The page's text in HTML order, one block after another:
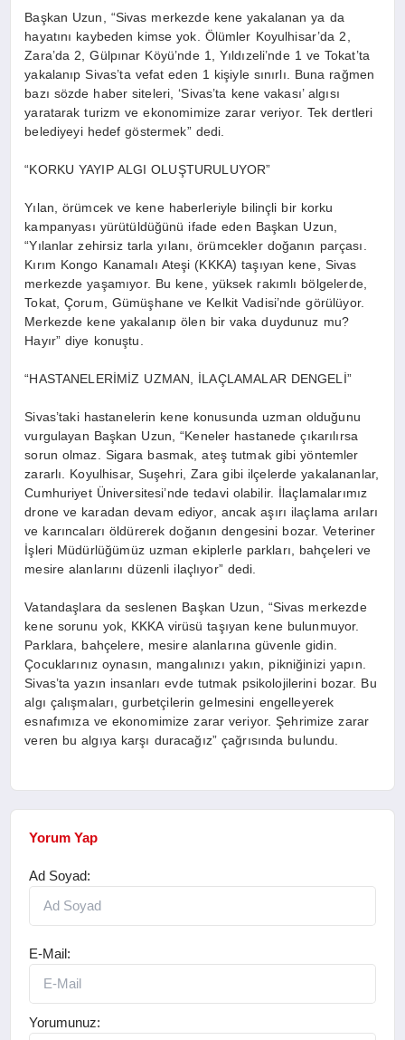
Başkan Uzun, “Sivas merkezde kene yakalanan ya da
hayatını kaybeden kimse yok. Ölümler Koyulhisar’da 2,
Zara’da 2, Gülpınar Köyü’nde 1, Yıldızeli’nde 1 ve Tokat’ta
yakalanıp Sivas’ta vefat eden 1 kişiyle sınırlı. Buna rağmen
bazı sözde haber siteleri, ‘Sivas’ta kene vakası’ algısı
yaratarak turizm ve ekonomimize zarar veriyor. Tek dertleri
belediyeyi hedef göstermek” dedi.
“KORKU YAYIP ALGI OLUŞTURULUYOR”
Yılan, örümcek ve kene haberleriyle bilinçli bir korku
kampanyası yürütüldüğünü ifade eden Başkan Uzun,
“Yılanlar zehirsiz tarla yılanı, örümcekler doğanın parçası.
Kırım Kongo Kanamalı Ateşi (KKKA) taşıyan kene, Sivas
merkezde yaşamıyor. Bu kene, yüksek rakımlı bölgelerde,
Tokat, Çorum, Gümüşhane ve Kelkit Vadisi’nde görülüyor.
Merkezde kene yakalanıp ölen bir vaka duydunuz mu?
Hayır” diye konuştu.
“HASTANELERİMİZ UZMAN, İLAÇLAMALAR DENGELİ”
Sivas’taki hastanelerin kene konusunda uzman olduğunu
vurgulayan Başkan Uzun, “Keneler hastanede çıkarılırsa
sorun olmaz. Sigara basmak, ateş tutmak gibi yöntemler
zararlı. Koyulhisar, Suşehri, Zara gibi ilçelerde yakalananlar,
Cumhuriyet Üniversitesi’nde tedavi olabilir. İlaçlamalarımız
drone ve karadan devam ediyor, ancak aşırı ilaçlama arıları
ve karıncaları öldürerek doğanın dengesini bozar. Veteriner
İşleri Müdürlüğümüz uzman ekiplerle parkları, bahçeleri ve
mesire alanlarını düzenli ilaçlıyor” dedi.
Vatandaşlara da seslenen Başkan Uzun, “Sivas merkezde
kene sorunu yok, KKKA virüsü taşıyan kene bulunmuyor.
Parklara, bahçelere, mesire alanlarına güvenle gidin.
Çocuklarınız oynasın, mangalınızı yakın, pikniğinizi yapın.
Sivas’ta yazın insanları evde tutmak psikolojilerini bozar. Bu
algı çalışmaları, gurbetçilerin gelmesini engelleyerek
esnafımıza ve ekonomimize zarar veriyor. Şehrimize zarar
veren bu algıya karşı duracağız” çağrısında bulundu.
Yorum Yap
Ad Soyad:
E-Mail:
Yorumunuz: